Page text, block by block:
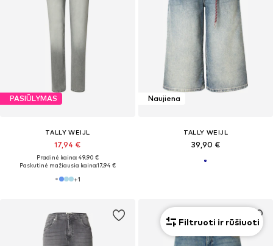
PASIŪLYMAS
TALLY WEIJL
17,94 €
Pradinė kaina: 49,90 €
Paskutinė mažiausia kaina:17,94 €
+1
Naujiena
TALLY WEIJL
39,90 €
Filtruoti ir rūšiuoti